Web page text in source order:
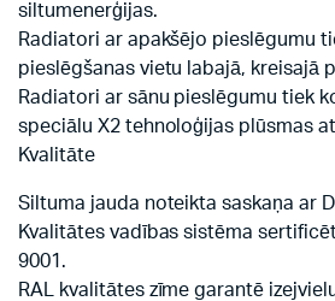
siltumenerģijas.
Radiatori ar apakšējo pieslēgumu
pieslēgšanas vietu labajā, kreisajā
Radiatori ar sānu pieslēgumu tiek
speciālu X2 tehnoloģijas plūsmas
Kvalitāte
Siltuma jauda noteikta saskaņa ar
Kvalitātes vadības sistēma
9001.
RAL kvalitātes zīme garantē